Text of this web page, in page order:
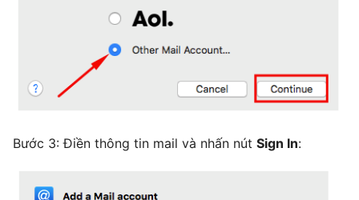
Bước 3: Điền thông tin mail và nhấn nút Sign In: